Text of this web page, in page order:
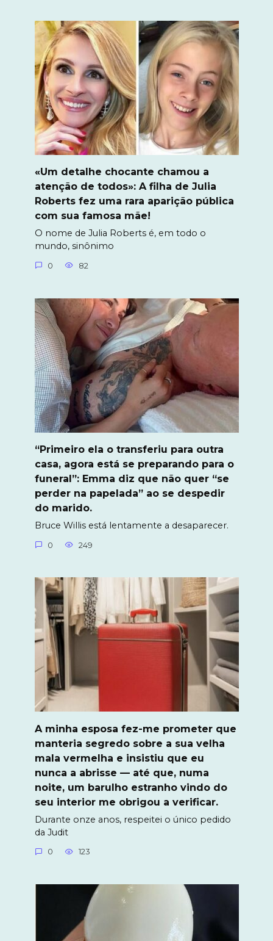
«Um detalhe chocante chamou a
atenção de todos»: A filha de Julia
Roberts fez uma rara aparição pública
com sua famosa mãe!
O nome de Julia Roberts é, em todo o
mundo, sinônimo
0 82
“Primeiro ela o transferiu para outra
casa, agora está se preparando para o
funeral”: Emma diz que não quer “se
perder na papelada” ao se despedir
do marido.
Bruce Willis está lentamente a desaparecer.
0 249
A minha esposa fez-me prometer que
manteria segredo sobre a sua velha
mala vermelha e insistiu que eu
nunca a abrisse — até que, numa
noite, um barulho estranho vindo do
seu interior me obrigou a verificar.
Durante onze anos, respeitei o único pedido
da Judit
0 123